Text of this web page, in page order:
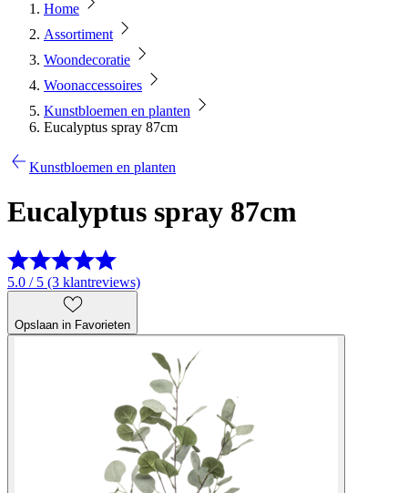
Home
Assortiment
Woondecoratie
Woonaccessoires
Kunstbloemen en planten
Eucalyptus spray 87cm
Kunstbloemen en planten
Eucalyptus spray 87cm
5.0 / 5 (3 klantreviews)
Opslaan in Favorieten